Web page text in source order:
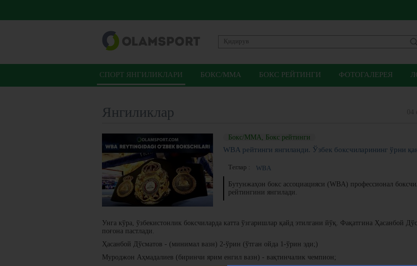
СПОРТ ЯНГИЛИКЛАРИ БОКС/ММА БОКС РЕЙТИНГИ ФОТОГАЛЕРЕЯ
Янгиликлар
Бокс/ММА, Бокс рейтинги
WBA рейтинги янгиланди. Ўзбек боксчиларининг ўрни
Теглар : WBA
Бутунжаҳон бокс ассоциацияси (WBA) профессионал
рейтингини янгилади.
Унга кўра, ўзбекистонлик боксчиларда катта ўзгаришлар қайд этилгани йўқ. Фақатгина Ҳасанбой
поғона пастлади.
Ҳасанбой Дўсматов - (минимал вазн) 2-ўрин (ўтган ойда 1-ўрин эди;)
Муроджон Аҳмадалиев (биринчи ярим енгил вазн) - вақтинчалик чемпион;